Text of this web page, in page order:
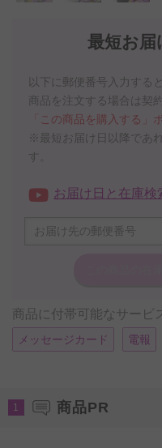
最短お届
以下に郵便番号入力する
商品を注文する場合は契
「この商品を購入する」
※最短お届け日以降であ
す。
お届け日と在庫
商品に付帯可能なサービ
メッセージカード 電報
1 商品PR